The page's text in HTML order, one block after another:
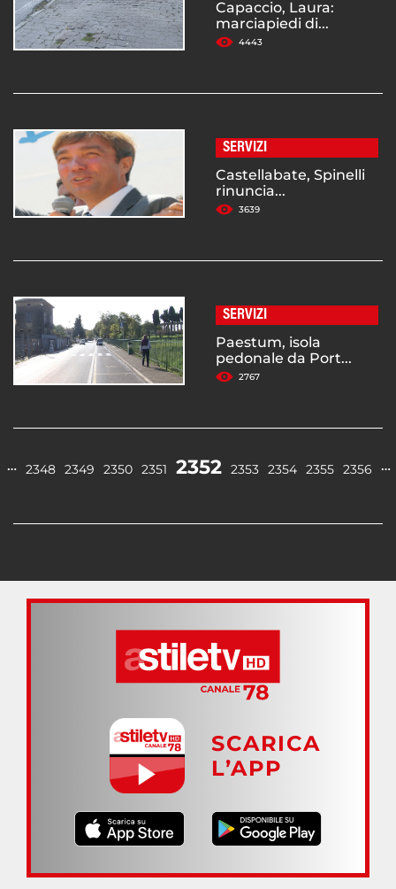
Capaccio, Laura:
marciapiedi di...
4443
SERVIZI
Castellabate, Spinelli
rinuncia...
3639
SERVIZI
Paestum, isola
pedonale da Port...
2767
… 2348 2349 2350 2351 2352 2353 2354 2355 2356 …
SCARICA
L’APP